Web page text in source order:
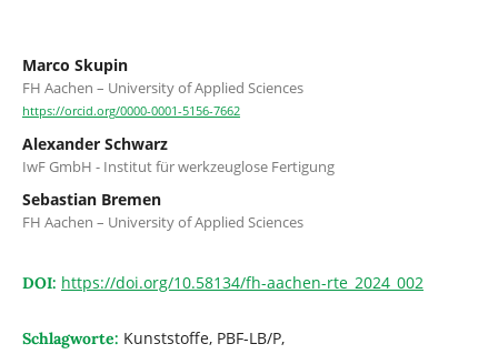
Marco Skupin
FH Aachen – University of Applied Sciences
https://orcid.org/0000-0001-5156-7662
Alexander Schwarz
IwF GmbH - Institut für werkzeuglose Fertigung
Sebastian Bremen
FH Aachen – University of Applied Sciences
DOI: https://doi.org/10.58134/fh-aachen-rte_2024_002
Schlagworte: Kunststoffe, PBF-LB/P,